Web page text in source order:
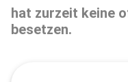
hat zurzeit keine
besetzen.